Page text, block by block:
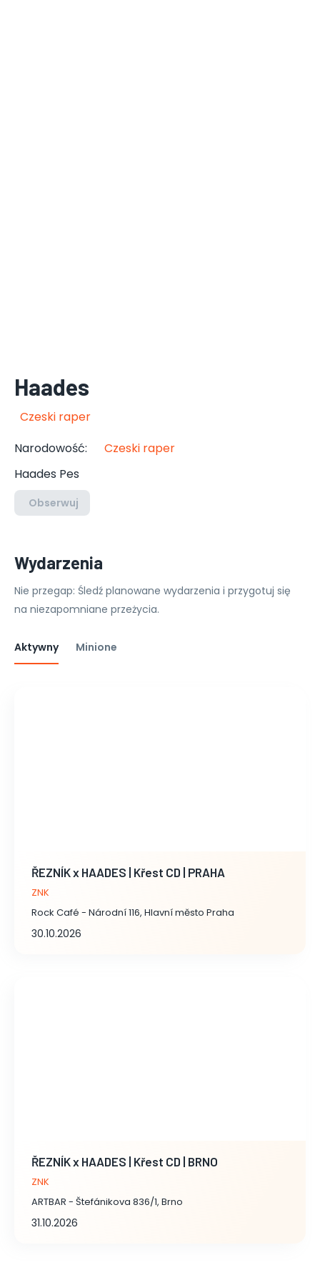
Haades
Czeski raper
Narodowość:
Czeski raper
Haades Pes
Obserwuj
Wydarzenia
Nie przegap: Śledź planowane wydarzenia i przygotuj się
na niezapomniane przeżycia.
Aktywny Minione
ŘEZNÍK x HAADES | Křest CD | PRAHA
ZNK
Rock Café - Národní 116, Hlavní město Praha
30.10.2026
ŘEZNÍK x HAADES | Křest CD | BRNO
ZNK
ARTBAR - Štefánikova 836/1, Brno
31.10.2026